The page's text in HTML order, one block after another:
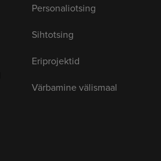
Personaliotsing
Sihtotsing
Eriprojektid
Värbamine välismaal